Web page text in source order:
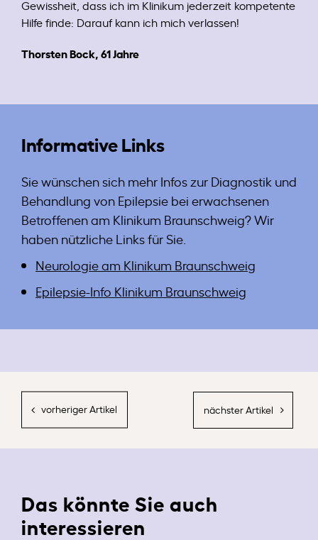
Gewissheit, dass ich im Klinikum jederzeit kompetente
Hilfe finde: Darauf kann ich mich verlassen!
Thorsten Bock, 61 Jahre
Informative Links
Sie wünschen sich mehr Infos zur Diagnostik und
Behandlung von Epilepsie bei erwachsenen
Betroffenen am Klinikum Braunschweig? Wir
haben nützliche Links für Sie.
Neurologie am Klinikum Braunschweig
Epilepsie-Info Klinikum Braunschweig
Das könnte Sie auch
interessieren